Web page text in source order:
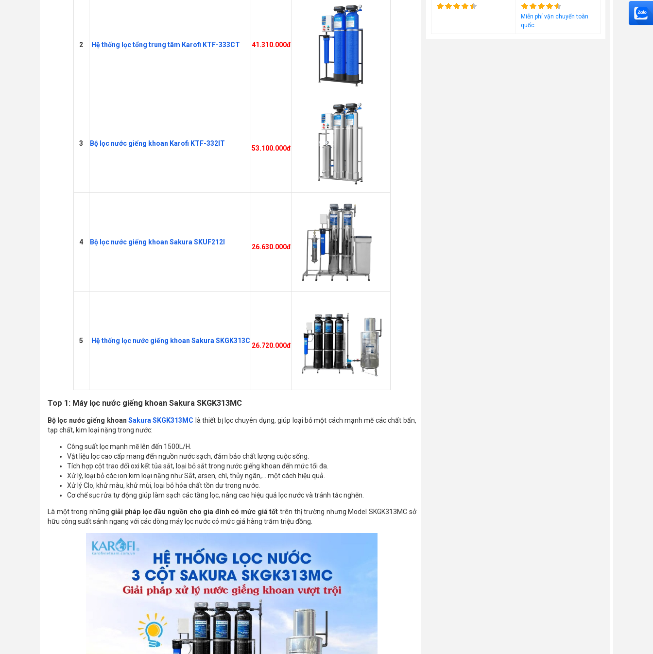
2 Hệ thống lọc tổng trung tâm Karofi KTF-333CT 41.310.000đ
3 Bộ lọc nước giếng khoan Karofi KTF-332IT
53.100.000đ
4 Bộ lọc nước giếng khoan Sakura SKUF212I
26.630.000đ
5 Hệ thống lọc nước giếng khoan Sakura SKGK313C
26.720.000đ
Top 1: Máy lọc nước giếng khoan Sakura SKGK313MC
Bộ lọc nước giếng khoan Sakura SKGK313MC là thiết bị lọc chuyên dụng, giúp loại bỏ một cách mạnh mẽ các chất bẩn,
tạp chất, kim loại nặng trong nước:
Công suất lọc mạnh mẽ lên đến 1500L/H.
Vật liệu lọc cao cấp mang đến nguồn nước sạch, đảm bảo chất lượng cuộc sống.
Tích hợp cột trao đổi oxi kết tủa sắt, loại bỏ sắt trong nước giếng khoan đến mức tối đa.
Xử lý, loại bỏ các ion kim loại nặng như Sắt, arsen, chì, thủy ngân,... một cách hiệu quả.
Xử lý Clo, khử màu, khử mùi, loại bỏ hóa chất tồn dư trong nước.
Cơ chế sục rửa tự động giúp làm sạch các tầng lọc, nâng cao hiệu quả lọc nước và tránh tắc nghẽn.
Là một trong những giải pháp lọc đầu nguồn cho gia đình có mức giá tốt trên thị trường nhưng Model SKGK313MC sở
hữu công suất sánh ngang với các dòng máy lọc nước có mức giá hàng trăm triệu đồng.
Đã bán1132
Miễn phí vận chuyển toàn
quốc.